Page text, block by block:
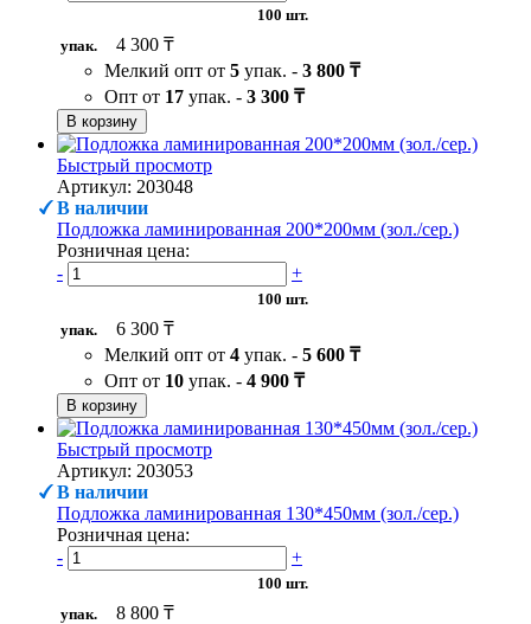
100 шт.
упак.
4 300 ₸
Мелкий опт от 5 упак. - 3 800 ₸
Опт от 17 упак. - 3 300 ₸
В корзину
Быстрый просмотр
Артикул: 203048
В наличии
Подложка ламинированная 200*200мм (зол./сер.)
Розничная цена:
-
+
100 шт.
упак.
6 300 ₸
Мелкий опт от 4 упак. - 5 600 ₸
Опт от 10 упак. - 4 900 ₸
В корзину
Быстрый просмотр
Артикул: 203053
В наличии
Подложка ламинированная 130*450мм (зол./сер.)
Розничная цена:
-
+
100 шт.
упак.
8 800 ₸